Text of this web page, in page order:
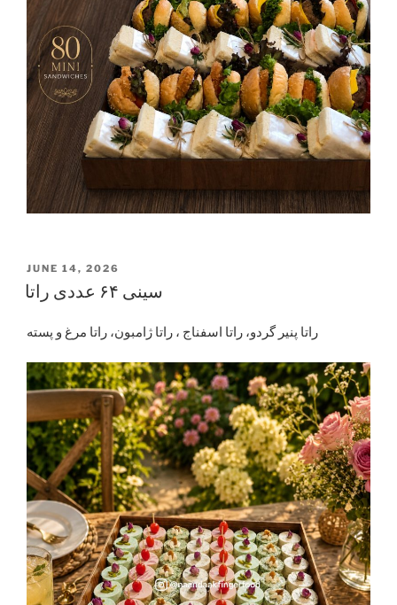
POSTED
ON
JUNE 14, 2026
سینی ۶۴ عددی راتا
راتا پنیر گردو، راتا اسفناج ، راتا ژامبون، راتا مرغ و پسته